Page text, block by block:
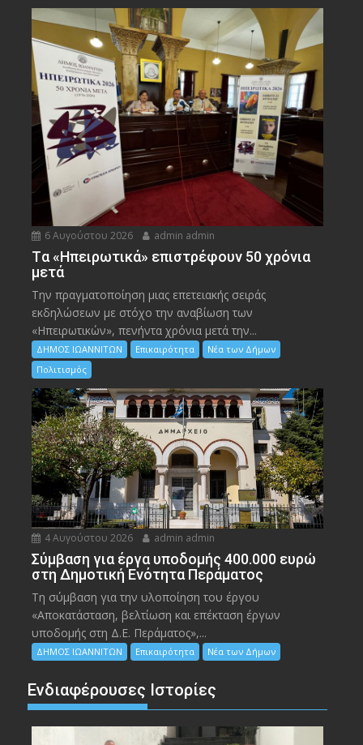
6 Αυγούστου 2026 admin admin
Tα «Ηπειρωτικά» επιστρέφουν 50 χρόνια
μετά
Την πραγματοποίηση μιας επετειακής σειράς
εκδηλώσεων με στόχο την αναβίωση των
«Ηπειρωτικών», πενήντα χρόνια μετά την...
ΔΗΜΟΣ ΙΩΑΝΝΙΤΩΝ Επικαιρότητα
Νέα των Δήμων
Πολιτισμός
4 Αυγούστου 2026 admin admin
Σύμβαση για έργα υποδομής 400.000 ευρώ
στη Δημοτική Ενότητα Περάματος
Τη σύμβαση για την υλοποίηση του έργου
«Αποκατάσταση, βελτίωση και επέκταση έργων
υποδομής στη Δ.Ε. Περάματος»,...
ΔΗΜΟΣ ΙΩΑΝΝΙΤΩΝ Επικαιρότητα Νέα των Δήμων
Ενδιαφέρουσες Ιστορίες